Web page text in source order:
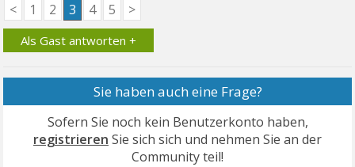
< 1 2 3 4 5 >
Als Gast antworten +
Sie haben auch eine Frage?
Sofern Sie noch kein Benutzerkonto haben,
registrieren Sie sich sich und nehmen Sie an der
Community teil!